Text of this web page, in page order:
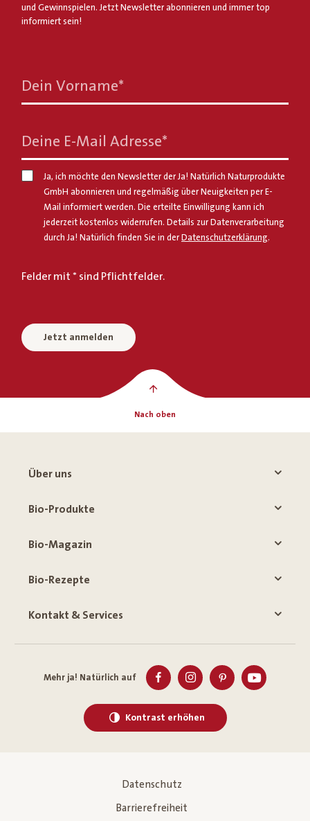
und Gewinnspielen. Jetzt Newsletter abonnieren und immer top
informiert sein!
Dein Vorname*
Deine E-Mail Adresse*
Ja, ich möchte den Newsletter der Ja! Natürlich Naturprodukte
GmbH abonnieren und regelmäßig über Neuigkeiten per E-
Mail informiert werden. Die erteilte Einwilligung kann ich
jederzeit kostenlos widerrufen. Details zur Datenverarbeitung
durch Ja! Natürlich finden Sie in der Datenschutzerklärung.
Felder mit * sind Pflichtfelder.
Jetzt anmelden
Nach oben
Über uns
Bio-Produkte
Bio-Magazin
Bio-Rezepte
Kontakt & Services
Mehr ja! Natürlich auf
Kontrast erhöhen
Datenschutz
Barrierefreiheit